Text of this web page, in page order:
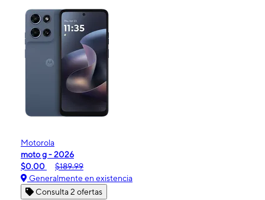
Motorola
moto g - 2026
$0.00
$189.99
Generalmente en existencia
Consulta 2 ofertas